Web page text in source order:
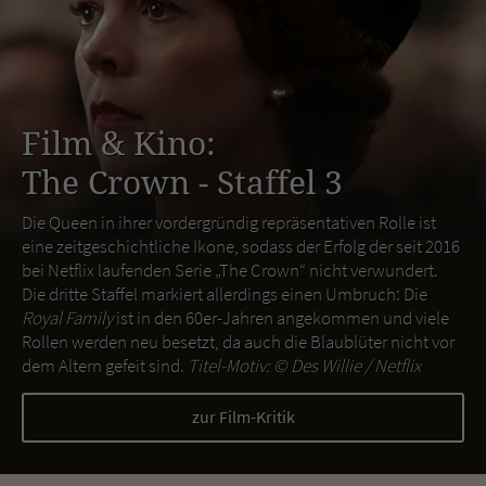
Film & Kino:
The Crown - Staffel 3
Die Queen in ihrer vordergründig repräsentativen Rolle ist
eine zeitgeschichtliche Ikone, sodass der Erfolg der seit 2016
bei Netflix laufenden Serie „The Crown“ nicht verwundert.
Die dritte Staffel markiert allerdings einen Umbruch: Die
Royal Familyist in den 60er-Jahren angekommen und viele
Rollen werden neu besetzt, da auch die Blaublüter nicht vor
dem Altern gefeit sind. Titel-Motiv: ©Des Willie / Netflix
zur Film-Kritik